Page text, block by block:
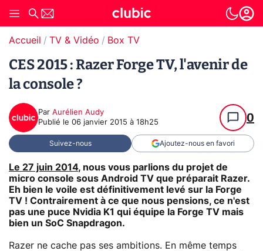
Accueil TV & Vidéo Box TV
CES 2015 : Razer Forge TV, l'avenir de
la console ?
Par Aurélien Audy
Publié le 06 janvier 2015 à 18h25 0
Suivez-nous Ajoutez-nous en favori
Le 27 juin 2014, nous vous parlions du projet de
micro console sous Android TV que préparait Razer.
Eh bien le voile est définitivement levé sur la Forge
TV ! Contrairement à ce que nous pensions, ce n'est
pas une puce Nvidia K1 qui équipe la Forge TV mais
bien un SoC Snapdragon.
Razer ne cache pas ses ambitions. En même temps